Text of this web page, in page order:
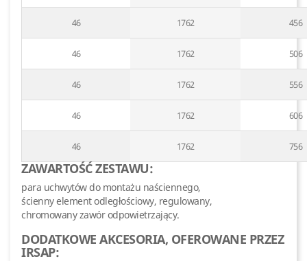
46 1762 456
46 1762 506
46 1762 556
46 1762 606
46 1762 756
ZAWARTOŚĆ ZESTAWU:
para uchwytów do montażu naściennego,
ścienny element odległościowy, regulowany,
chromowany zawór odpowietrzający.
DODATKOWE AKCESORIA, OFEROWANE PRZEZ
IRSAP: